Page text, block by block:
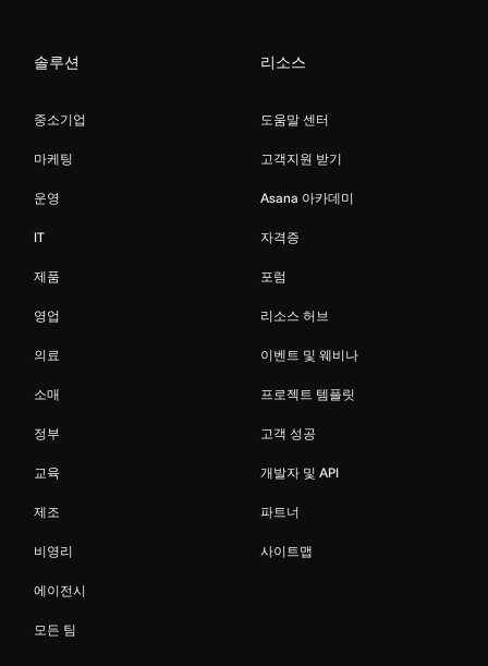
솔루션
중소기업
마케팅
운영
IT
제품
영업
의료
소매
정부
교육
제조
비영리
에이전시
모든 팀
리소스
도움말 센터
고객지원 받기
Asana 아카데미
자격증
포럼
리소스 허브
이벤트 및 웨비나
프로젝트 템플릿
고객 성공
개발자 및 API
파트너
사이트맵